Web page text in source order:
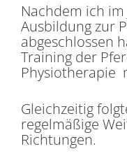
Nachdem ich
Ausbildung zur
abgeschlossen
Training der
Physiotherapie
Gleichzeitig
regelmäßige
Richtungen.